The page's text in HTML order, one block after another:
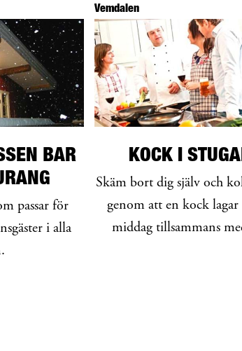
BAR
passar för
i alla
Vemdalen
KOCK I
Skäm bort dig själv och
genom att en kock
middag tillsammans